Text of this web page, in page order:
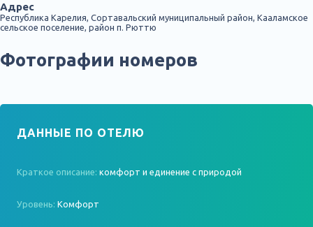
Адрес
Республика Карелия, Сортавальский муниципальный район, Кааламское
сельское поселение, район п. Рюттю
Фотографии номеров
ДАННЫЕ ПО ОТЕЛЮ
Краткое описание: комфорт и единение с природой
Уровень: Комфорт